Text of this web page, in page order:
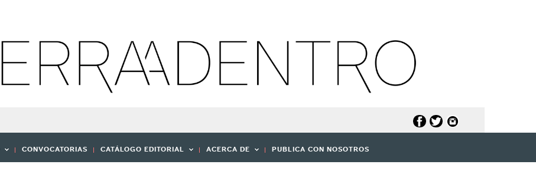
CONVOCATORIAS CATÁLOGO EDITORIAL ACERCA DE PUBLICA CON NOSOTROS